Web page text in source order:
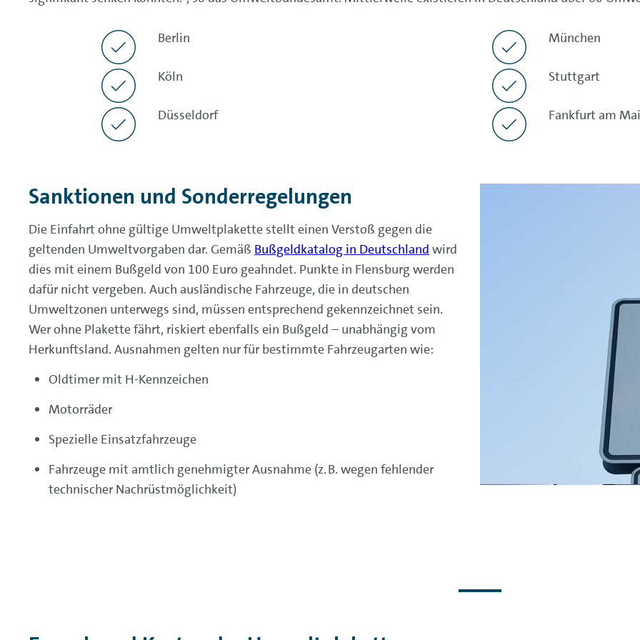
Berlin München
Köln Stuttgart
Düsseldorf Fankfurt am
Sanktionen und Sonderregelungen
Die Einfahrt ohne gültige Umweltplakette stellt einen Verstoß gegen die
geltenden Umweltvorgaben dar. Gemäß Bußgeldkatalog in Deutschland wird
dies mit einem Bußgeld von 100 Euro geahndet. Punkte in Flensburg werden
dafür nicht vergeben. Auch ausländische Fahrzeuge, die in deutschen
Umweltzonen unterwegs sind, müssen entsprechend gekennzeichnet sein.
Wer ohne Plakette fährt, riskiert ebenfalls ein Bußgeld – unabhängig vom
Herkunftsland. Ausnahmen gelten nur für bestimmte Fahrzeugarten wie:
Oldtimer mit H-Kennzeichen
Motorräder
Spezielle Einsatzfahrzeuge
Fahrzeuge mit amtlich genehmigter Ausnahme (z. B. wegen fehlender
technischer Nachrüstmöglichkeit)